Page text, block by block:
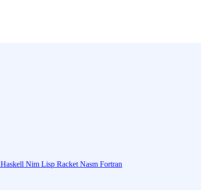
Haskell Nim Lisp Racket Nasm Fortran